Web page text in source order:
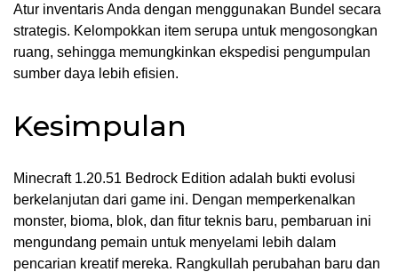
Atur inventaris Anda dengan menggunakan Bundel secara
strategis. Kelompokkan item serupa untuk mengosongkan
ruang, sehingga memungkinkan ekspedisi pengumpulan
sumber daya lebih efisien.
Kesimpulan
Minecraft 1.20.51 Bedrock Edition adalah bukti evolusi
berkelanjutan dari game ini. Dengan memperkenalkan
monster, bioma, blok, dan fitur teknis baru, pembaruan ini
mengundang pemain untuk menyelami lebih dalam
pencarian kreatif mereka. Rangkullah perubahan baru dan